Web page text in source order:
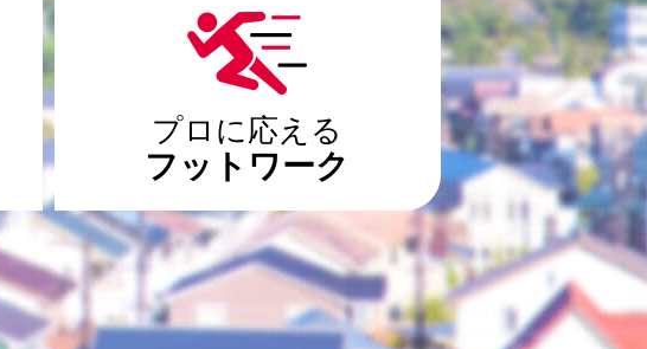
プロに応える
フットワーク